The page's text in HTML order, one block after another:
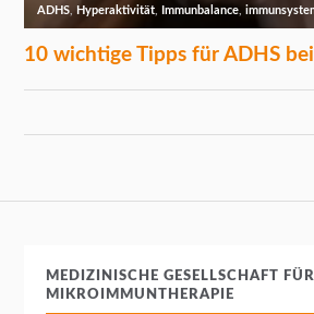
MEDIZINISCHE GESELLSCHAFT FÜR
MIKROIMMUNTHERAPIE